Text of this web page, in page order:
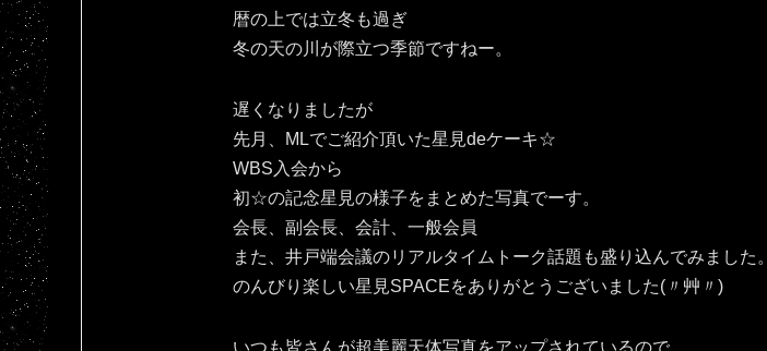
暦の上では立冬も過ぎ
冬の天の川が際立つ季節ですねー。
遅くなりましたが
先月、MLでご紹介頂いた星見deケーキ☆
WBS入会から
初☆の記念星見の様子をまとめた写真でーす。
会長、副会長、会計、一般会員
また、井戸端会議のリアルタイムトーク話題も盛り込んでみました。
のんびり楽しい星見SPACEをありがとうございました(〃艸〃)
いつも皆さんが超美麗天体写真をアップされているので